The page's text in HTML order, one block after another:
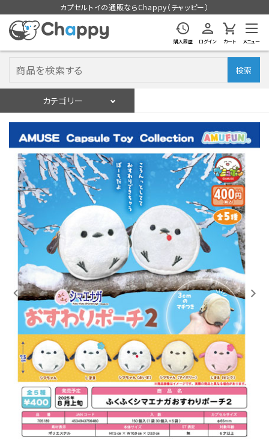
カプセルトイの通販ならChappy（チャッピー）
購入履歴 ログイン カート メニュー
検索
カテゴリー
入荷スケジュールをチェック
カプセルトイマシン本体
カプセルトイ
販促用空カプセル
レンタル
景品・玩具・文具
販促用カプセルトイ
よくあるご質問